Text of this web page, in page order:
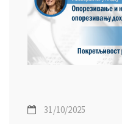
31/10/2025